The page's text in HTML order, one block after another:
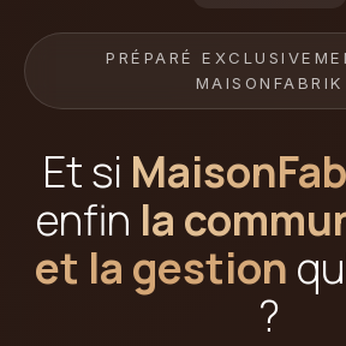
PRÉPARÉ
MAISONFABRIK
Et si
enfin la
et la gestion
?